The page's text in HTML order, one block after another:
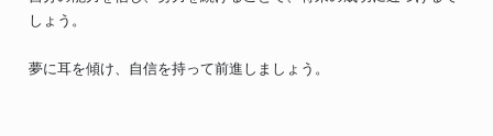
しょう。
夢に耳を傾け、自信を持って前進しましょう。